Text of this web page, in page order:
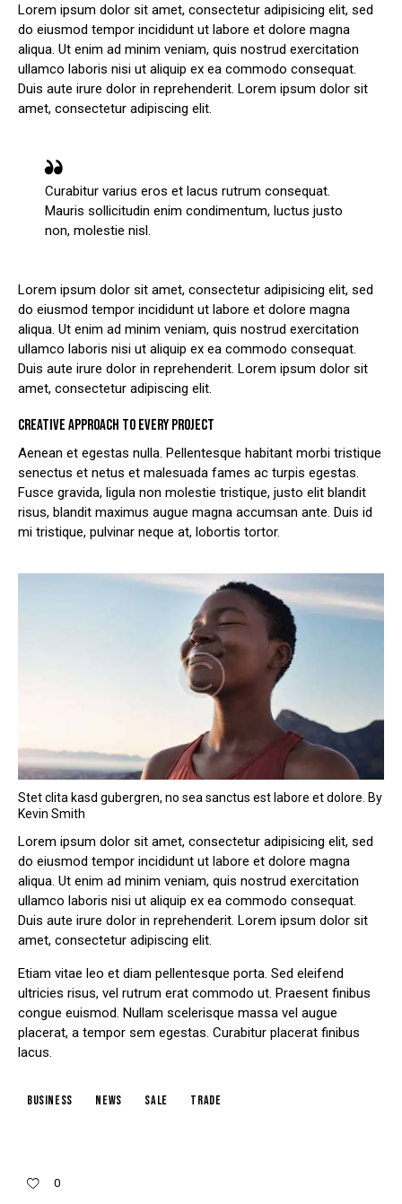
Lorem ipsum dolor sit amet, consectetur adipisicing elit, sed
do eiusmod tempor incididunt ut labore et dolore magna
aliqua. Ut enim ad minim veniam, quis nostrud exercitation
ullamco laboris nisi ut aliquip ex ea commodo consequat.
Duis aute irure dolor in reprehenderit. Lorem ipsum dolor sit
amet, consectetur adipiscing elit.
Curabitur varius eros et lacus rutrum consequat.
Mauris sollicitudin enim condimentum, luctus justo
non, molestie nisl.
Lorem ipsum dolor sit amet, consectetur adipisicing elit, sed
do eiusmod tempor incididunt ut labore et dolore magna
aliqua. Ut enim ad minim veniam, quis nostrud exercitation
ullamco laboris nisi ut aliquip ex ea commodo consequat.
Duis aute irure dolor in reprehenderit. Lorem ipsum dolor sit
amet, consectetur adipiscing elit.
CREATIVE APPROACH TO EVERY PROJECT
Aenean et egestas nulla. Pellentesque habitant morbi tristique
senectus et netus et malesuada fames ac turpis egestas.
Fusce gravida, ligula non molestie tristique, justo elit blandit
risus, blandit maximus augue magna accumsan ante. Duis id
mi tristique, pulvinar neque at, lobortis tortor.
Stet clita kasd gubergren, no sea sanctus est labore et dolore. By
Kevin Smith
Lorem ipsum dolor sit amet, consectetur adipisicing elit, sed
do eiusmod tempor incididunt ut labore et dolore magna
aliqua. Ut enim ad minim veniam, quis nostrud exercitation
ullamco laboris nisi ut aliquip ex ea commodo consequat.
Duis aute irure dolor in reprehenderit. Lorem ipsum dolor sit
amet, consectetur adipiscing elit.
Etiam vitae leo et diam pellentesque porta. Sed eleifend
ultricies risus, vel rutrum erat commodo ut. Praesent finibus
congue euismod. Nullam scelerisque massa vel augue
placerat, a tempor sem egestas. Curabitur placerat finibus
lacus.
business news sale trade
0